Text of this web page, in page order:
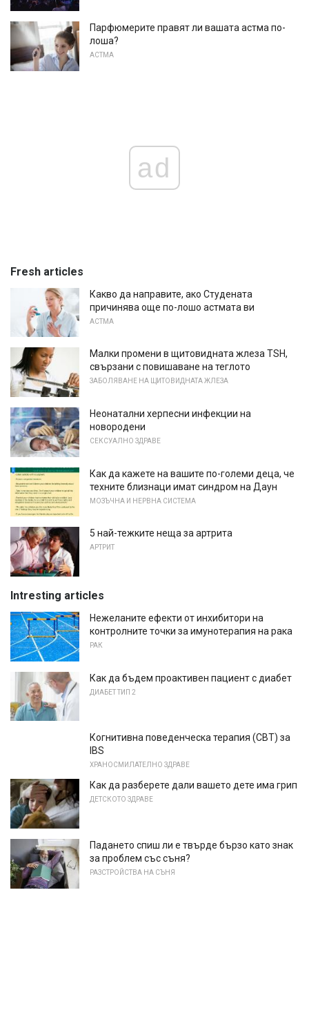
Парфюмерите правят ли вашата астма по-
лоша?
АСТМА
ad
Fresh articles
Какво да направите, ако Студената
причинява още по-лошо астмата ви
АСТМА
Малки промени в щитовидната жлеза TSH,
свързани с повишаване на теглото
ЗАБОЛЯВАНЕ НА ЩИТОВИДНАТА ЖЛЕЗА
Неонатални херпесни инфекции на
новородени
СЕКСУАЛНО ЗДРАВЕ
Как да кажете на вашите по-големи деца, че
техните близнаци имат синдром на Даун
МОЗЪЧНА И НЕРВНА СИСТЕМА
5 най-тежките неща за артрита
АРТРИТ
Intresting articles
Нежеланите ефекти от инхибитори на
контролните точки за имунотерапия на рака
РАК
Как да бъдем проактивен пациент с диабет
ДИАБЕТ ТИП 2
Когнитивна поведенческа терапия (CBT) за
IBS
ХРАНОСМИЛАТЕЛНО ЗДРАВЕ
Как да разберете дали вашето дете има грип
ДЕТСКОТО ЗДРАВЕ
Падането спиш ли е твърде бързо като знак
за проблем със съня?
РАЗСТРОЙСТВА НА СЪНЯ